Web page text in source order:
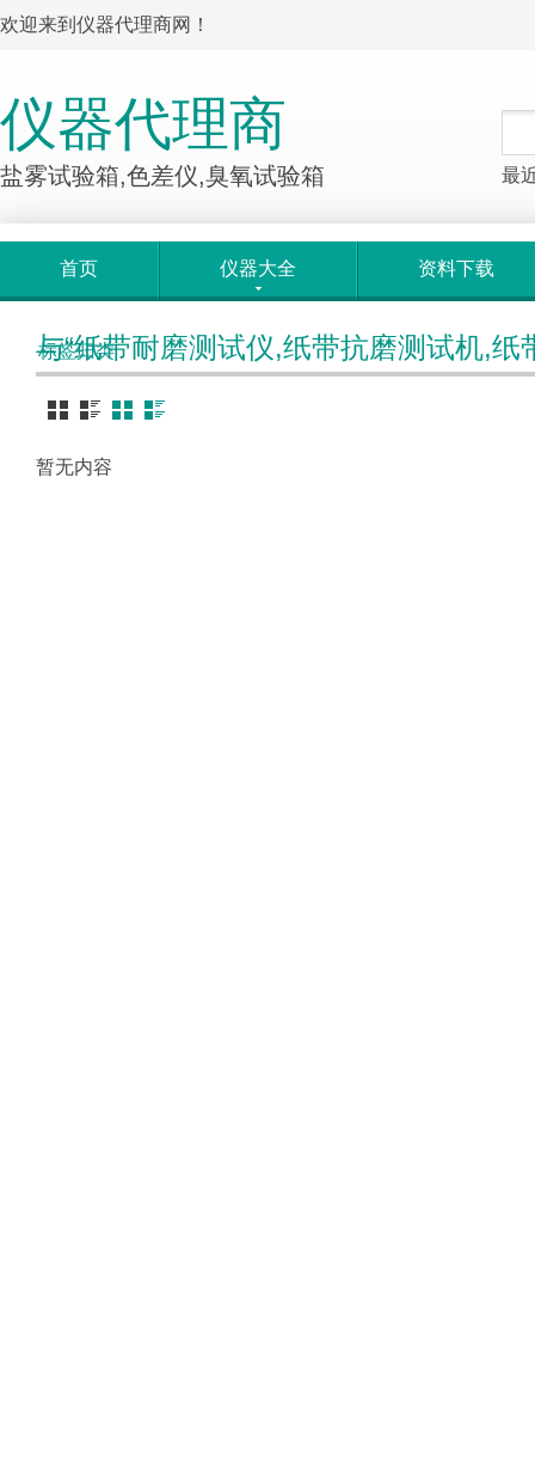
欢迎来到仪器代理商网！
仪器代理商
盐雾试验箱,色差仪,臭氧试验箱 最
首页 仪器大全 资料下载
标签归类
与“纸带耐磨测试仪,纸带抗磨测试机,纸
暂无内容